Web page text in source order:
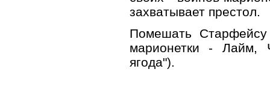
захватывает престол.
Помешать
марионетки - Лайм,
ягода").